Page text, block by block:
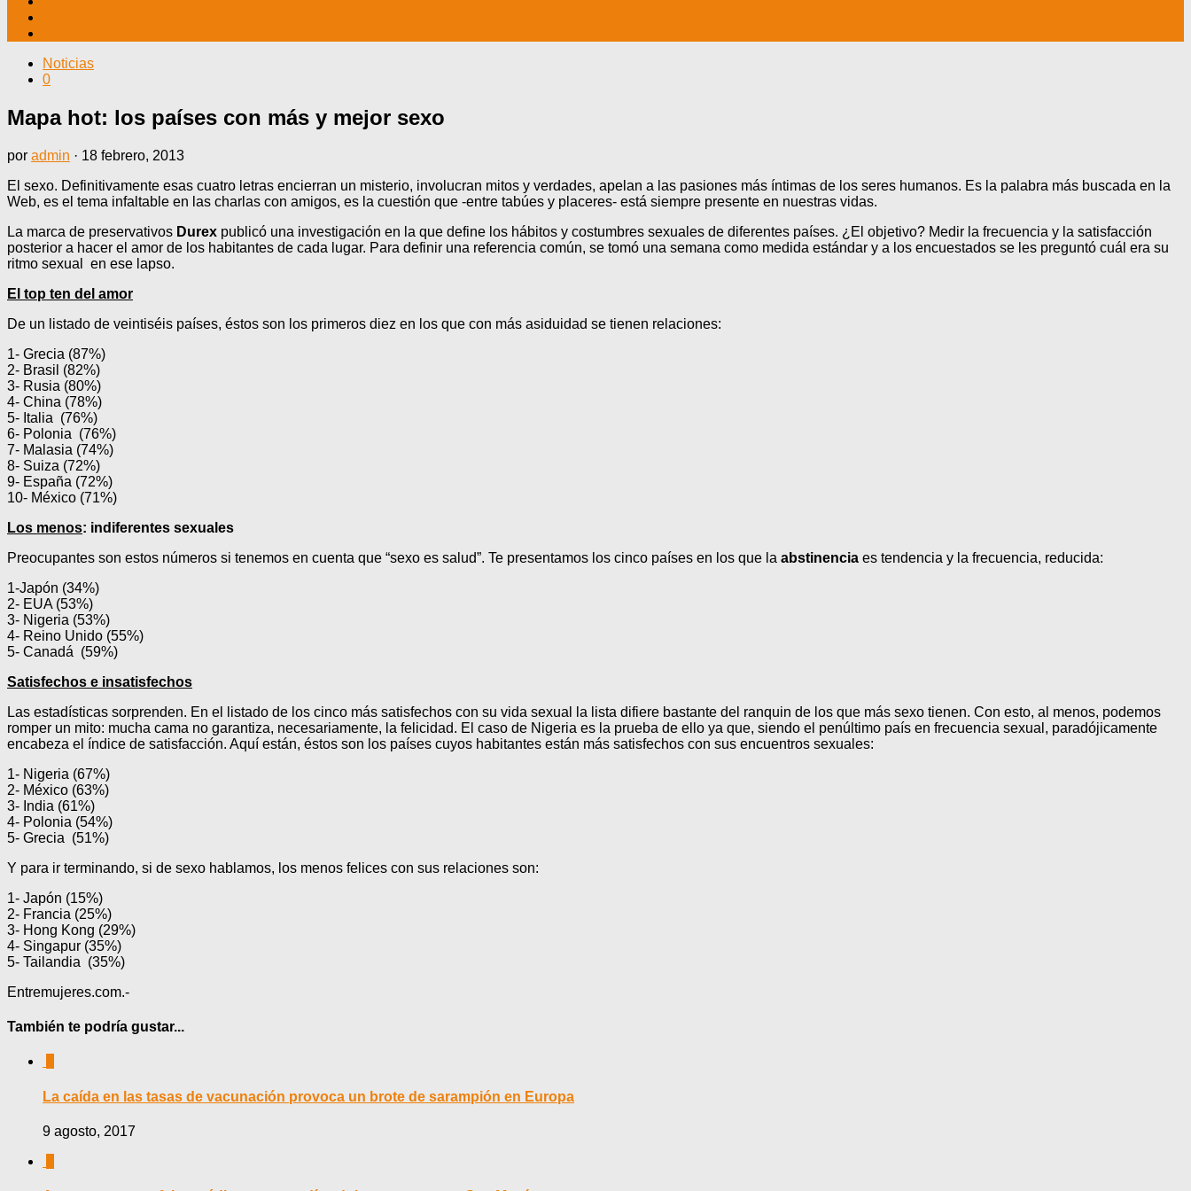
Noticias
0
Mapa hot: los países con más y mejor sexo
por admin · 18 febrero, 2013
El sexo. Definitivamente esas cuatro letras encierran un misterio, involucran mitos y verdades, apelan a las pasiones más íntimas de los seres humanos. Es la palabra más buscada en la
Web, es el tema infaltable en las charlas con amigos, es la cuestión que -entre tabúes y placeres- está siempre presente en nuestras vidas.
La marca de preservativos Durex publicó una investigación en la que define los hábitos y costumbres sexuales de diferentes países. ¿El objetivo? Medir la frecuencia y la satisfacción
posterior a hacer el amor de los habitantes de cada lugar. Para definir una referencia común, se tomó una semana como medida estándar y a los encuestados se les preguntó cuál era su
ritmo sexual en ese lapso.
El top ten del amor
De un listado de veintiséis países, éstos son los primeros diez en los que con más asiduidad se tienen relaciones:
1- Grecia (87%)
2- Brasil (82%)
3- Rusia (80%)
4- China (78%)
5- Italia (76%)
6- Polonia (76%)
7- Malasia (74%)
8- Suiza (72%)
9- España (72%)
10- México (71%)
Los menos: indiferentes sexuales
Preocupantes son estos números si tenemos en cuenta que “sexo es salud”. Te presentamos los cinco países en los que la abstinencia es tendencia y la frecuencia, reducida:
1-Japón (34%)
2- EUA (53%)
3- Nigeria (53%)
4- Reino Unido (55%)
5- Canadá (59%)
Satisfechos e insatisfechos
Las estadísticas sorprenden. En el listado de los cinco más satisfechos con su vida sexual la lista difiere bastante del ranquin de los que más sexo tienen. Con esto, al menos, podemos
romper un mito: mucha cama no garantiza, necesariamente, la felicidad. El caso de Nigeria es la prueba de ello ya que, siendo el penúltimo país en frecuencia sexual, paradójicamente
encabeza el índice de satisfacción. Aquí están, éstos son los países cuyos habitantes están más satisfechos con sus encuentros sexuales:
1- Nigeria (67%)
2- México (63%)
3- India (61%)
4- Polonia (54%)
5- Grecia (51%)
Y para ir terminando, si de sexo hablamos, los menos felices con sus relaciones son:
1- Japón (15%)
2- Francia (25%)
3- Hong Kong (29%)
4- Singapur (35%)
5- Tailandia (35%)
Entremujeres.com.-
También te podría gustar...
La caída en las tasas de vacunación provoca un brote de sarampión en Europa
9 agosto, 2017